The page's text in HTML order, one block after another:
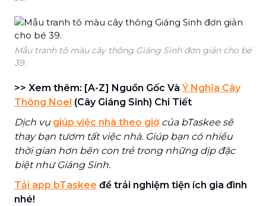
Mẫu tranh tô màu cây thông Giáng Sinh đơn giản cho bé
39.
>> Xem thêm: [A-Z] Nguồn Gốc VàÝ Nghĩa Cây
Thông Noel (Cây Giáng Sinh) Chi Tiết
Dịch vụ giúp việc nhà theo giờ của bTaskee sẽ
thay bạn tươm tất việc nhà. Giúp bạn có nhiều
thời gian hơn bên con trẻ trong những dịp đặc
biệt như Giáng Sinh.
Tải app bTaskee để trải nghiệm tiện ích gia đình
nhé!